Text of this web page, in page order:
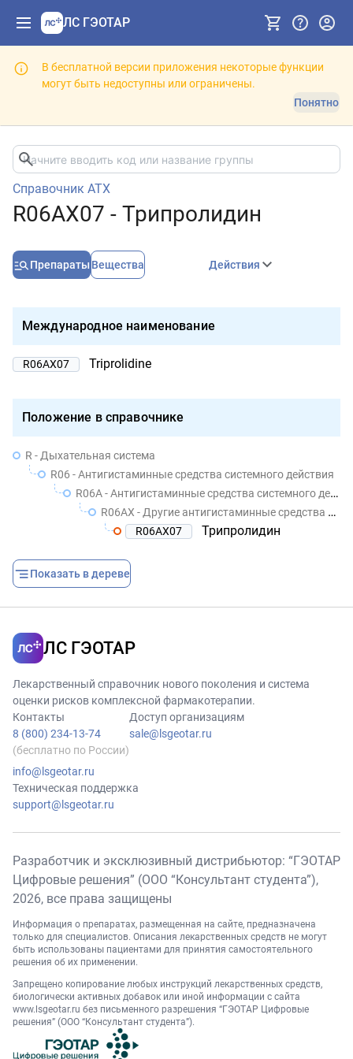
ЛС ГЭОТАР
В бесплатной версии приложения некоторые функции
могут быть недоступны или ограничены.
Понятно
Справочник АТХ
R06AX07 - Трипролидин
Препараты Вещества Действия
Международное наименование
R06AX07 Triprolidine
Положение в справочнике
R - Дыхательная система
R06 - Антигистаминные средства системного действия
R06A - Антигистаминные средства системного действия
R06AX - Другие антигистаминные средства системного действия
R06AX07
Трипролидин
Показать в дереве
ЛС ГЭОТАР
Лекарственный справочник нового поколения и система
оценки рисков комплексной фармакотерапии.
Контакты
8 (800) 234-13-74
(бесплатно по России)
info@lsgeotar.ru
Доступ организациям
sale@lsgeotar.ru
Техническая поддержка
support@lsgeotar.ru
Разработчик и эксклюзивный дистрибьютор: “ГЭОТАР
Цифровые решения” (ООО “Консультант студента”),
2026, все права защищены
Информация о препаратах, размещенная на сайте, предназначена
только для специалистов. Описания лекарственных средств не могут
быть использованы пациентами для принятия самостоятельного
решения об их применении.
Запрещено копирование любых инструкций лекарственных средств,
биологически активных добавок или иной информации с сайта
www.lsgeotar.ru без письменного разрешения “ГЭОТАР Цифровые
решения” (ООО “Консультант студента”).